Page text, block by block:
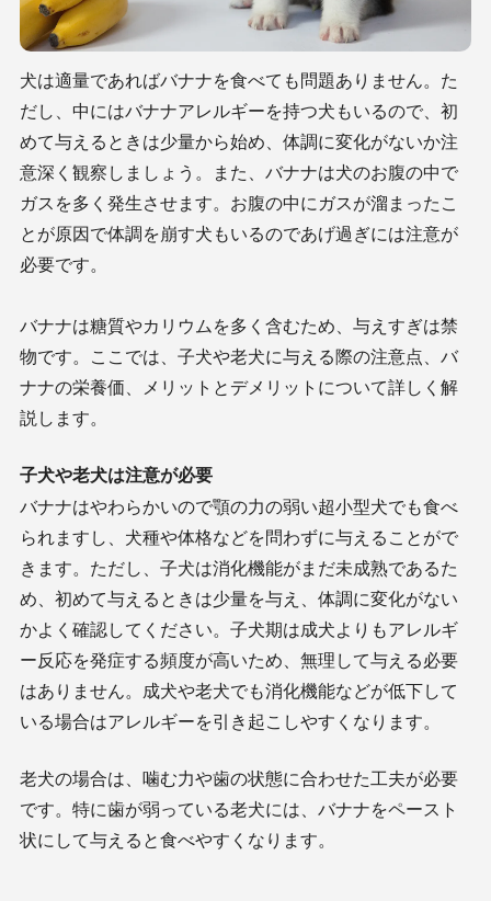
犬は適量であればバナナを食べても問題ありません。た
だし、中にはバナナアレルギーを持つ犬もいるので、初
めて与えるときは少量から始め、体調に変化がないか注
意深く観察しましょう。また、バナナは犬のお腹の中で
ガスを多く発生させます。お腹の中にガスが溜まったこ
とが原因で体調を崩す犬もいるのであげ過ぎには注意が
必要です。
バナナは糖質やカリウムを多く含むため、与えすぎは禁
物です。ここでは、子犬や老犬に与える際の注意点、バ
ナナの栄養価、メリットとデメリットについて詳しく解
説します。
子犬や老犬は注意が必要
バナナはやわらかいので顎の力の弱い超小型犬でも食べ
られますし、犬種や体格などを問わずに与えることがで
きます。ただし、子犬は消化機能がまだ未成熟であるた
め、初めて与えるときは少量を与え、体調に変化がない
かよく確認してください。子犬期は成犬よりもアレルギ
ー反応を発症する頻度が高いため、無理して与える必要
はありません。成犬や老犬でも消化機能などが低下して
いる場合はアレルギーを引き起こしやすくなります。
老犬の場合は、噛む力や歯の状態に合わせた工夫が必要
です。特に歯が弱っている老犬には、バナナをペースト
状にして与えると食べやすくなります。